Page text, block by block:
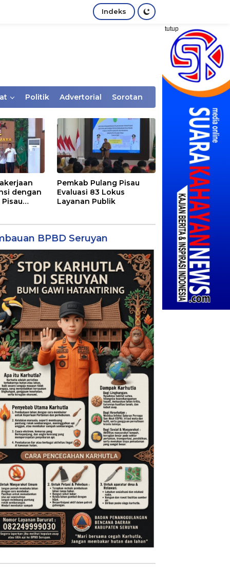
Indeks
tutup
Politik Advertorial Sorotan
dengan
Pemkab Pulang Pisau
Evaluasi 83 Lokus
Layanan Publik
BPBD Seruyan